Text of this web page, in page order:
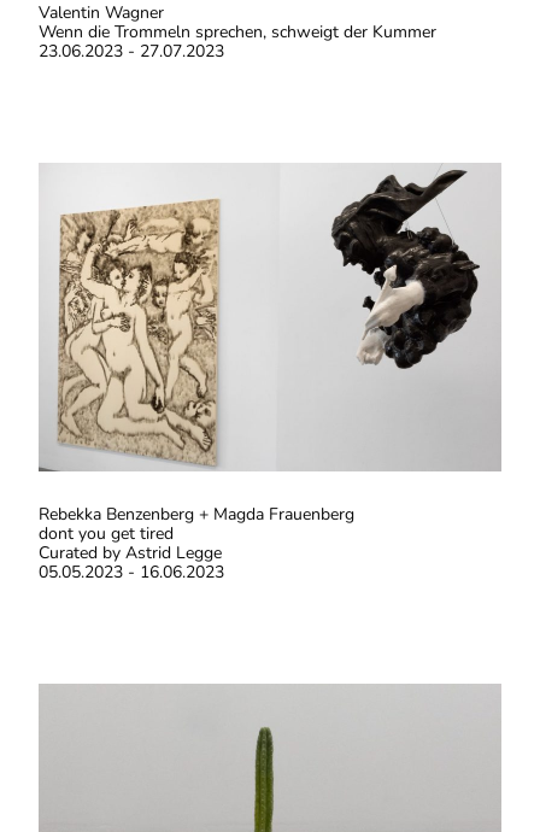
Valentin Wagner
Wenn die Trommeln sprechen, schweigt der Kummer
23.06.2023 - 27.07.2023
Rebekka Benzenberg + Magda Frauenberg
dont you get tired
Curated by Astrid Legge
05.05.2023 - 16.06.2023